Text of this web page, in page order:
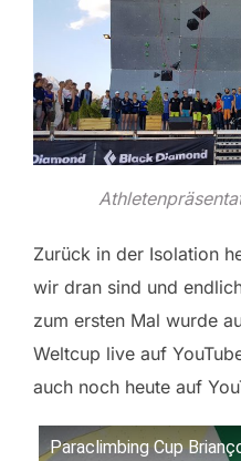
Zurück in der Isolation
wir dran sind und
zum ersten Mal wurde
Weltcup live auf
auch noch heute auf
Paraclimbing Cup